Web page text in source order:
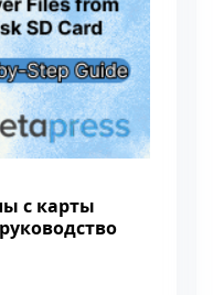
с карты